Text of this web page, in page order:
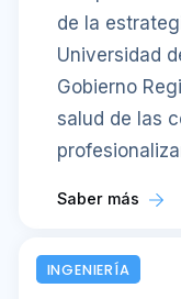
de la
Universidad
Gobierno
salud de las
Saber más
INGENIERÍA